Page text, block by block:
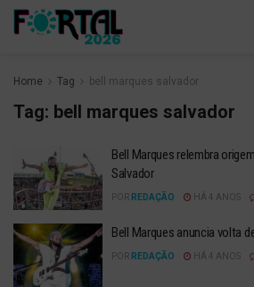
Home Tag bell marques salvador
Tag: bell marques salvador
Bell Marques relembra
Salvador
POR REDAÇÃO HÁ 4 ANOS
Bell Marques anuncia volta
POR REDAÇÃO HÁ 4 ANOS